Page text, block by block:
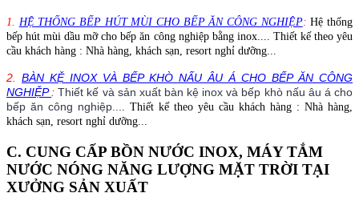
1. HỆ THỐNG BẾP HÚT MÙI CHO BẾP ĂN CÔNG NGHIỆP: Hệ thống
bếp hút mùi dầu mỡ cho bếp ăn công nghiệp bằng inox.... Thiết kế theo yêu
cầu khách hàng : Nhà hàng, khách sạn, resort nghỉ dưỡng...
2. BÀN KỆ INOX VÀ BẾP KHÒ NẤU ÂU Á CHO BẾP ĂN CÔNG
NGHIỆP: Thiết kế và sản xuất bàn kệ inox và bếp khò nấu âu á cho
bếp ăn công nghiệp.... Thiết kế theo yêu cầu khách hàng : Nhà hàng,
khách sạn, resort nghỉ dưỡng...
C. CUNG CẤP BỒN NƯỚC INOX, MÁY TẮM
NƯỚC NÓNG NĂNG LƯỢNG MẶT TRỜI TẠI
XƯỞNG SẢN XUẤT